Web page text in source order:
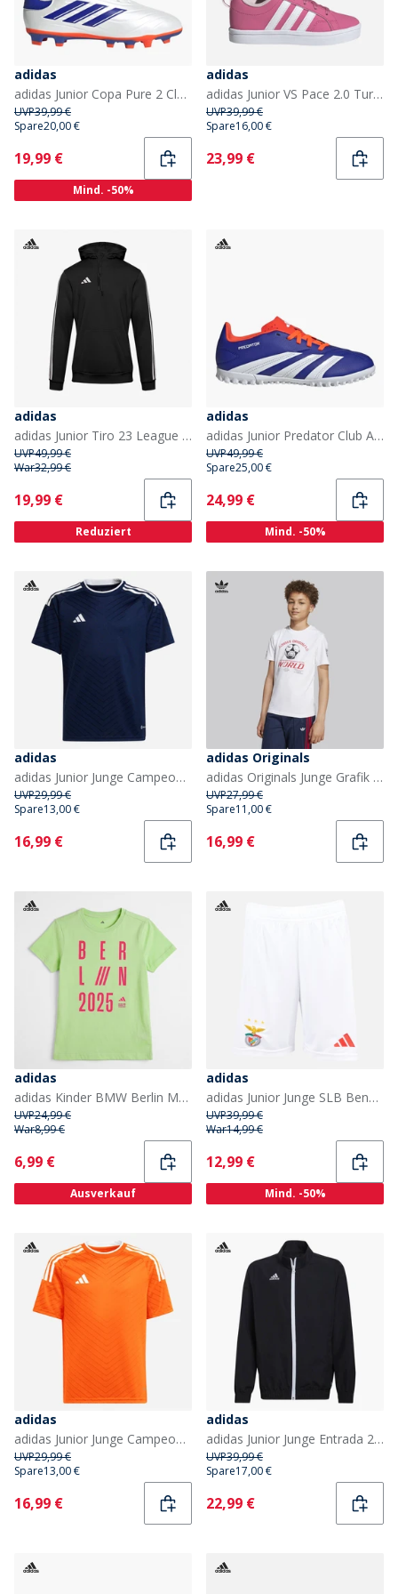
adidas
adidas Junior Copa Pure 2 Club Advancement Pack FG Kunstrasen Fussballschuhe Cloud White/Lucid Blue/Solar Red
UVP39,99 €
Spare20,00 €
Current
19,99 €
Mind. -50%
adidas
adidas Junior VS Pace 2.0 Turnschuhe Pink Fusion/Cloud White/Clear Pink
UVP39,99 €
Spare16,00 €
Current
23,99 €
adidas
adidas Junior Tiro 23 League Kapuzenpullover Schwarz
UVP49,99 €
War32,99 €
Current
19,99 €
Reduziert
adidas
adidas Junior Predator Club Advancement Pack TF Astro Fußballschuhe Lucid Blue/Cloud White/Solar Red
UVP49,99 €
Spare25,00 €
Current
24,99 €
Mind. -50%
adidas
adidas Junior Junge Campeon 23 T Shirt Team Navy Blue
UVP29,99 €
Spare13,00 €
Current
16,99 €
adidas Originals
adidas Originals Junge Grafik T-Shirt Weiß
UVP27,99 €
Spare11,00 €
Current
16,99 €
adidas
adidas Kinder BMW Berlin Marathon 2025 Grafik Lauf T Shirt Signal Green
UVP24,99 €
War8,99 €
Current
6,99 €
Ausverkauf
adidas
adidas Junior Junge SLB Benfica 24/25 Heim Shorts Weiß
UVP39,99 €
War14,99 €
Current
12,99 €
Mind. -50%
adidas
adidas Junior Junge Campeon 23 T Shirt Team Orange
UVP29,99 €
Spare13,00 €
Current
16,99 €
adidas
adidas Junior Junge Entrada 22 Präsentationsjacke Schwarz
UVP39,99 €
Spare17,00 €
Current
22,99 €